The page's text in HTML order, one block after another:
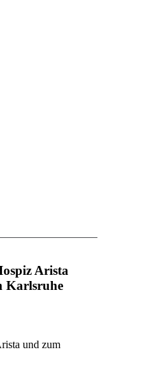
Arista
Karlsruhe
und zum